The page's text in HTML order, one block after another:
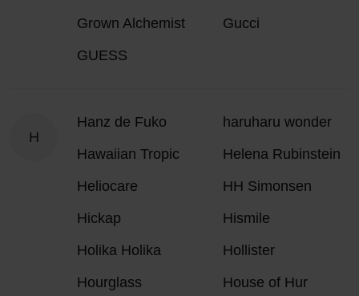
Grown Alchemist
Gucci
GUESS
H
Hanz de Fuko
haruharu wonder
Hawaiian Tropic
Helena Rubinstein
Heliocare
HH Simonsen
Hickap
Hismile
Holika Holika
Hollister
Hourglass
House of Hur